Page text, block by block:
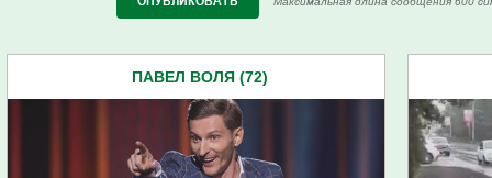
ПАВЕЛ ВОЛЯ (72)